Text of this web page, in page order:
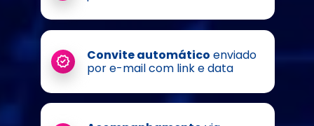
Convite automático enviado
por e-mail com link e data